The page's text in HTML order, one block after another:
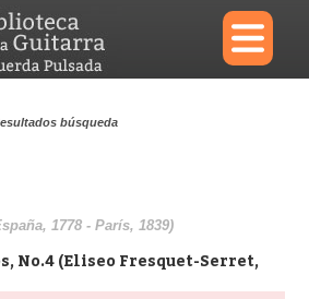
×
Diccionario
búsqueda
1778 - París, 1839)
No.4 (Eliseo Fresquet-Serret,